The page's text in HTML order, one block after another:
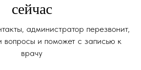
сейчас
администратор перезвонит,
вопросы и поможет с записью к
врачу